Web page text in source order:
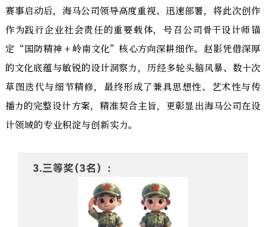
赛事启动后，海马公司领导高度重视、迅速部署，将此次创作
作为践行企业社会责任的重要载体，号召公司骨干设计师锚
定“国防精神 + 岭南文化”核心方向深耕细作。赵影凭借深厚
的文化底蕴与敏锐的设计洞察力，历经多轮头脑风暴、数十次
草图迭代与细节精修，最终形成了兼具思想性、艺术性与传
播力的完整设计方案，精准契合主旨，更彰显出海马公司在设
计领域的专业积淀与创新实力。